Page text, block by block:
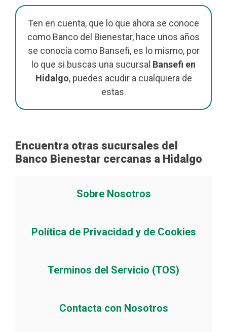
Ten en cuenta, que lo que ahora se conoce
como Banco del Bienestar, hace unos años
se conocía como Bansefi, es lo mismo, por
lo que si buscas una sucursal Bansefi en
Hidalgo, puedes acudir a cualquiera de
estas.
Encuentra otras sucursales del
Banco Bienestar cercanas a Hidalgo
Sobre Nosotros
Política de Privacidad y de Cookies
Terminos del Servicio (TOS)
Contacta con Nosotros